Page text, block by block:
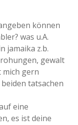
können
was u.A.
jamaika z.b.
gewalt
mich gern
tatsachen
eine
es ist deine